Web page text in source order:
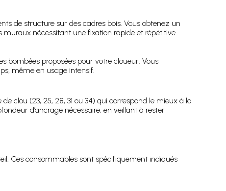
de structure sur des cadres bois. Vous obtenez un
nécessitant une fixation rapide et répétitive.
bombées proposées pour votre cloueur. Vous
même en usage intensif.
clou (23, 25, 28, 31 ou 34) qui correspond le mieux à la
d’ancrage nécessaire, en veillant à rester
Ces consommables sont spécifiquement indiqués